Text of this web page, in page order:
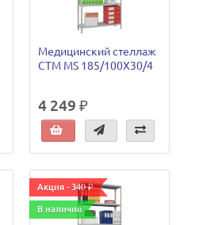
Медицинский стеллаж
СТМ MS 185/100Х30/4
4 249 ₽
Акция - 340 ₽
В наличии